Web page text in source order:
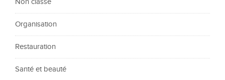
Non classé
Organisation
Restauration
Santé et beauté